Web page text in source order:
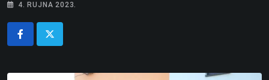
4. RUJNA 2023.